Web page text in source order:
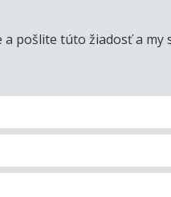
pošlite túto žiadosť a my